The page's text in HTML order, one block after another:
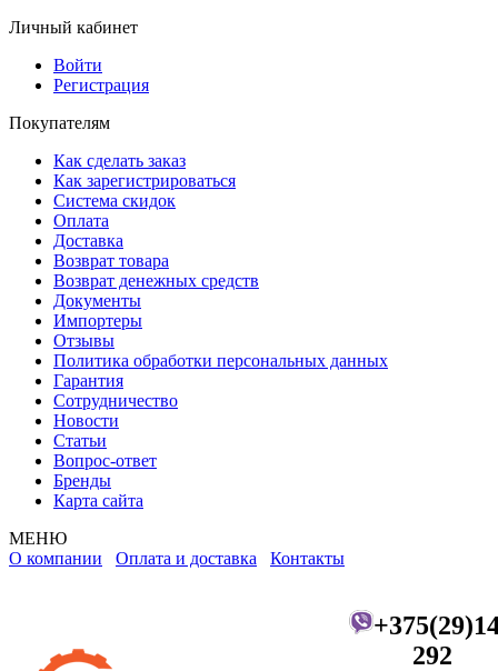
Личный кабинет
Войти
Регистрация
Покупателям
Как сделать заказ
Как зарегистрироваться
Система скидок
Оплата
Доставка
Возврат товара
Возврат денежных средств
Документы
Импортеры
Отзывы
Политика обработки персональных данных
Гарантия
Сотрудничество
Новости
Статьи
Вопрос-ответ
Бренды
Карта сайта
МЕНЮ
О компании Оплата и доставка Контакты
292